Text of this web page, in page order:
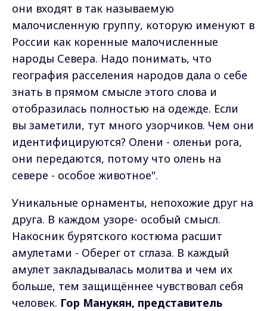
они входят в так называемую
малочисленную группу, которую именуют в
России как коренные малочисленные
народы Севера. Надо понимать, что
география расселения народов дала о себе
знать в прямом смысле этого слова и
отобразилась полностью на одежде. Если
вы заметили, тут много узорчиков. Чем они
идентифицируются? Олени - оленьи рога,
они передаются, потому что олень на
севере - особое животное".
Уникальные орнаменты, непохожие друг на
друга. В каждом узоре- особый смысл.
Накосник бурятского костюма расшит
амулетами - Оберег от сглаза. В каждый
амулет закладывалась молитва и чем их
больше, тем защищённее чувствовал себя
человек. Гор Манукян, представитель